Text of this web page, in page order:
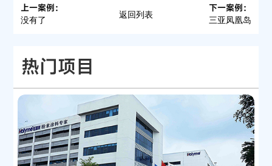
上一案例：
没有了 返回列表 下一案例：
三亚凤凰岛
热门项目